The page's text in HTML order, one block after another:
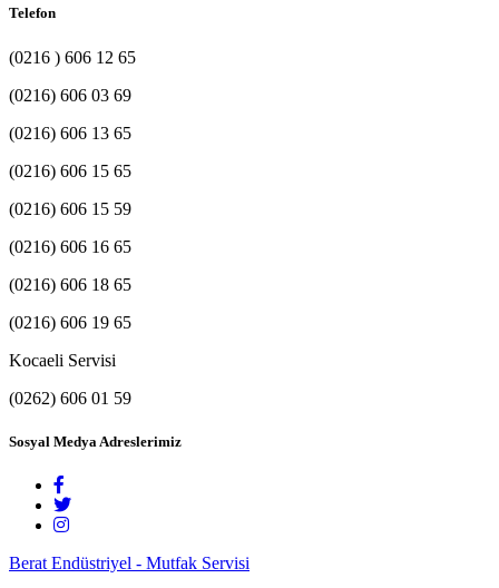
Telefon
(0216 ) 606 12 65
(0216) 606 03 69
(0216) 606 13 65
(0216) 606 15 65
(0216) 606 15 59
(0216) 606 16 65
(0216) 606 18 65
(0216) 606 19 65
Kocaeli Servisi
(0262) 606 01 59
Sosyal Medya Adreslerimiz
Berat Endüstriyel - Mutfak Servisi